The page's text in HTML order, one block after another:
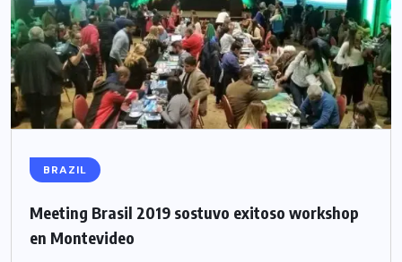
BRAZIL
Meeting Brasil 2019 sostuvo exitoso workshop
en Montevideo